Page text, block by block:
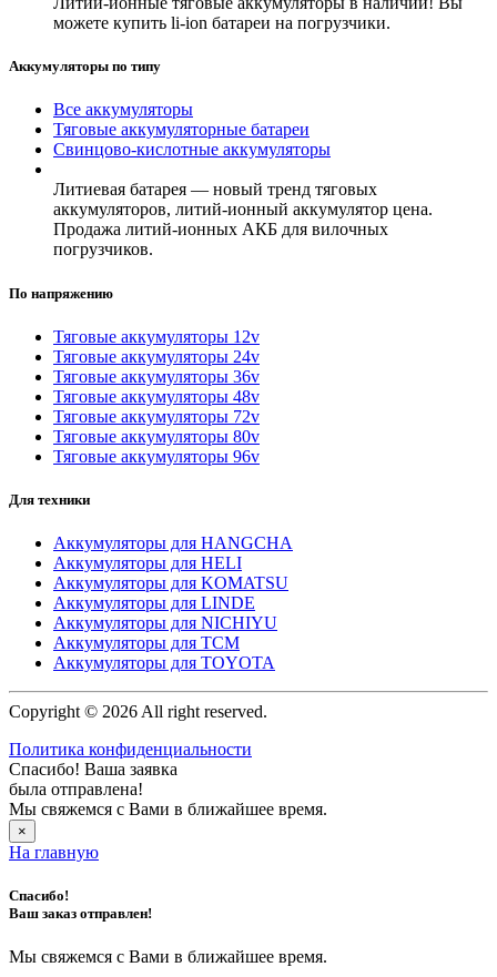
можете купить li-ion батареи на погрузчики.
Аккумуляторы по типу
Все аккумуляторы
Тяговые аккумуляторные батареи
Свинцово-кислотные аккумуляторы
Литиевая батарея — новый тренд тяговых
аккумуляторов, литий-ионный аккумулятор цена.
Продажа литий-ионных АКБ для вилочных
погрузчиков.
По напряжению
Тяговые аккумуляторы 12v
Тяговые аккумуляторы 24v
Тяговые аккумуляторы 36v
Тяговые аккумуляторы 48v
Тяговые аккумуляторы 72v
Тяговые аккумуляторы 80v
Тяговые аккумуляторы 96v
Для техники
Аккумуляторы для HANGCHA
Аккумуляторы для HELI
Аккумуляторы для KOMATSU
Аккумуляторы для LINDE
Аккумуляторы для NICHIYU
Аккумуляторы для TCM
Аккумуляторы для TOYOTA
Copyright © 2026 All right reserved.
Политика конфиденциальности
Спасибо! Ваша заявка
была отправлена!
Мы свяжемся с Вами в ближайшее время.
×
На главную
Спасибо!
Ваш заказ отправлен!
Мы свяжемся с Вами в ближайшее время.